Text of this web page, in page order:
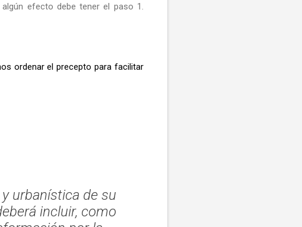
efecto debe tener el paso 1.
ordenar el precepto para facilitar
urbanística de su
incluir, como